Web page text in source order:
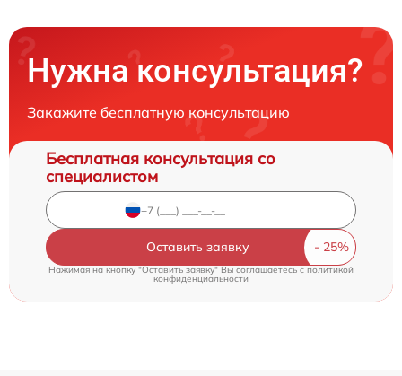
Нужна консультация?
Закажите бесплатную консультацию
Бесплатная консультация со
специалистом
Оставить заявку
Нажимая на кнопку "Оставить заявку" Вы соглашаетесь c политикой
конфиденциальности